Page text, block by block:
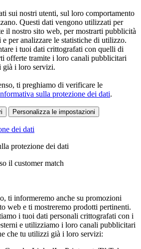
sui nostri utenti, sul loro comportamento
Questi dati vengono utilizzati per
il nostro sito web, per mostrarti pubblicità
per analizzare le statistiche di utilizzo.
i tuoi dati crittografati con quelli di
offerte tramite i loro canali pubblicitari
già i loro servizi.
ti preghiamo di verificare le
sulla protezione dei dati.
Personalizza le impostazioni
dei dati
protezione dei dati
il customer match
ti informeremo anche su promozioni
web e ti mostreremo prodotti pertinenti.
i tuoi dati personali crittografati con i
e utilizziamo i loro canali pubblicitari
che tu utilizzi già i loro servizi: